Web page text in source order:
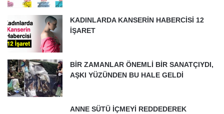
KADINLARDA KANSERİN HABERCİSİ 12
İŞARET
BİR ZAMANLAR ÖNEMLİ BİR SANATÇIYDI,
AŞKI YÜZÜNDEN BU HALE GELDİ
ANNE SÜTÜ İÇMEYİ REDDEDEREK